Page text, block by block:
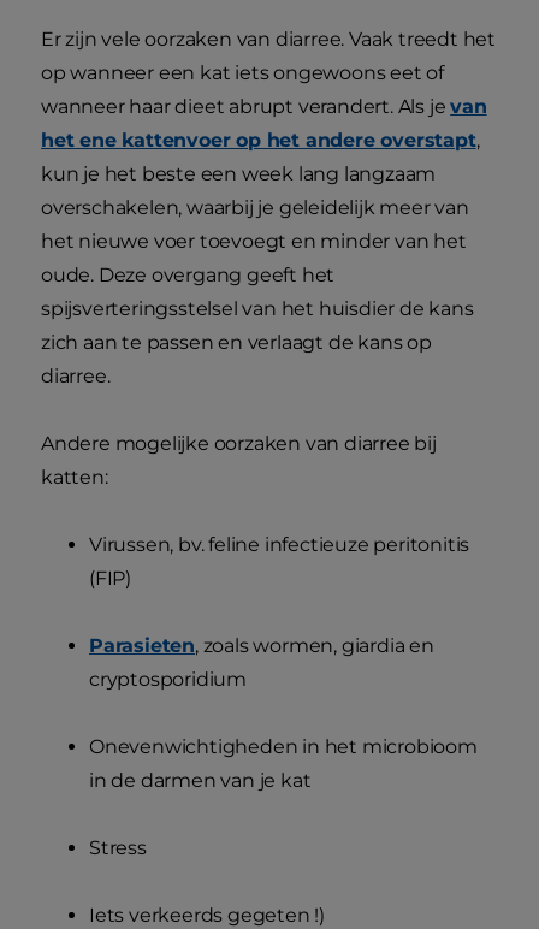
Er zijn vele oorzaken van diarree. Vaak treedt het
op wanneer een kat iets ongewoons eet of
wanneer haar dieet abrupt verandert. Als jevan
het ene kattenvoer op het andere overstapt,
kun je het beste een week lang langzaam
overschakelen, waarbij je geleidelijk meer van
het nieuwe voer toevoegt en minder van het
oude. Deze overgang geeft het
spijsverteringsstelsel van het huisdier de kans
zich aan te passen en verlaagt de kans op
diarree.
Andere mogelijke oorzaken van diarree bij
katten:
Virussen, bv. feline infectieuze peritonitis
(FIP)
Parasieten, zoals wormen, giardia en
cryptosporidium
Onevenwichtigheden in het microbioom
in de darmen van je kat
Stress
Iets verkeerds gegeten !)